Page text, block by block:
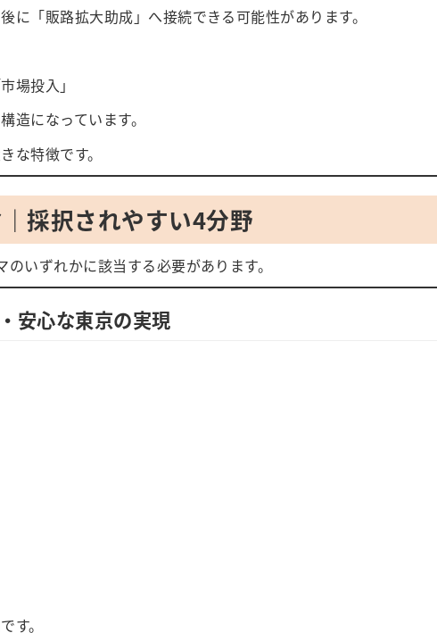
に「販路拡大助成」へ接続できる可能性があります。
場投入」
造になっています。
な特徴です。
｜採択されやすい4分野
いずれかに該当する必要があります。
安心な東京の実現
す。